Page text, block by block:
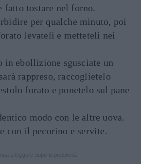
fatto tostare nel forno.
per qualche minuto, poi
levateli e metteteli nei
in ebollizione sgusciate un
rappreso, raccoglietelo
forato e ponetelo sul pane
modo con le altre uova.
con il pecorino e servite.